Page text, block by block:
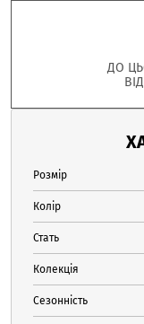
ДО
Розмір
Колір
Стать
Колекція
Сезонність